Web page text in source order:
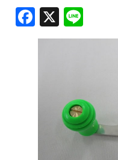
F
a
X
n